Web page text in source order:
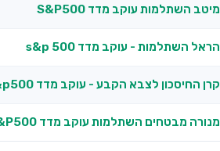
מיטב השתלמות עוקב מדד S&P500
הראל השתלמות - עוקב מדד s&p 500
קרן החיסכון לצבא הקבע - עוקב מדד s&p500
מנורה מבטחים השתלמות עוקב מדד S&P500